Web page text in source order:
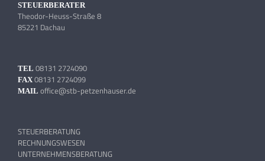
STEUERBERATER
Theodor-Heuss-Straße 8
85221 Dachau
TEL 08131 2724090
FAX 08131 2724099
MAIL office@stb-petzenhauser.de
STEUERBERATUNG
RECHNUNGSWESEN
UNTERNEHMENSBERATUNG